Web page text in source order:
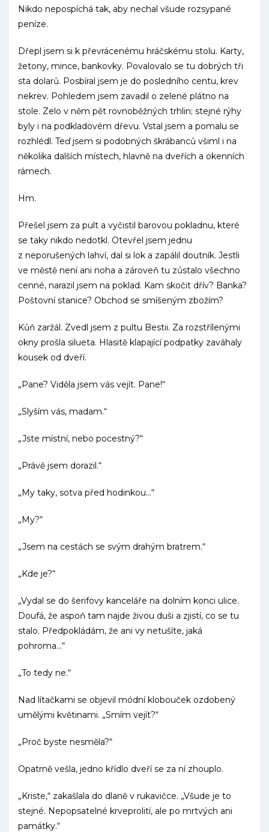
Nikdo nepospíchá tak, aby nechal všude rozsypané
peníze.
Dřepl jsem si k převrácenému hráčskému stolu. Karty,
žetony, mince, bankovky. Povalovalo se tu dobrých tři
sta dolarů. Posbíral jsem je do posledního centu, krev
nekrev. Pohledem jsem zavadil o zelené plátno na
stole. Zelo v něm pět rovnoběžných trhlin; stejné rýhy
byly i na podkladovém dřevu. Vstal jsem a pomalu se
rozhlédl. Teď jsem si podobných škrábanců všiml i na
několika dalších místech, hlavně na dveřích a okenních
rámech.
Hm.
Přešel jsem za pult a vyčistil barovou pokladnu, které
se taky nikdo nedotkl. Otevřel jsem jednu
z neporušených lahví, dal si lok a zapálil doutník. Jestli
ve městě není ani noha a zároveň tu zůstalo všechno
cenné, narazil jsem na poklad. Kam skočit dřív? Banka?
Poštovní stanice? Obchod se smíšeným zbožím?
Kůň zaržál. Zvedl jsem z pultu Bestii. Za rozstřílenými
okny prošla silueta. Hlasitě klapající podpatky zaváhaly
kousek od dveří.
„Pane? Viděla jsem vás vejít. Pane!“
„Slyším vás, madam.“
„Jste místní, nebo pocestný?“
„Právě jsem dorazil.“
„My taky, sotva před hodinkou…“
„My?“
„Jsem na cestách se svým drahým bratrem.“
„Kde je?“
„Vydal se do šerifovy kanceláře na dolním konci ulice.
Doufá, že aspoň tam najde živou duši a zjistí, co se tu
stalo. Předpokládám, že ani vy netušíte, jaká
pohroma…“
„To tedy ne.“
Nad lítačkami se objevil módní klobouček ozdobený
umělými květinami. „Smím vejít?“
„Proč byste nesměla?“
Opatrně vešla, jedno křídlo dveří se za ní zhouplo.
„Kriste,“ zakašlala do dlaně v rukavičce. „Všude je to
stejné. Nepopsatelné krveprolití, ale po mrtvých ani
památky.“